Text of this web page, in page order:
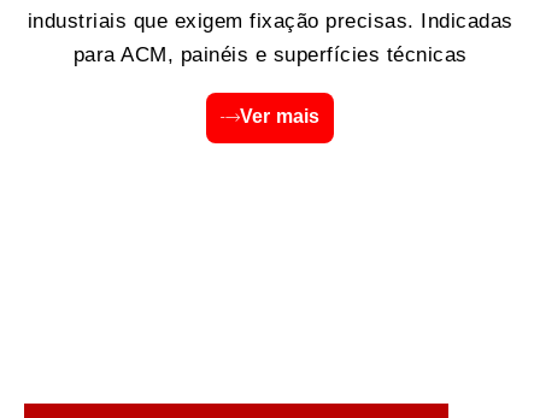
industriais que exigem fixação precisas. Indicadas
para ACM, painéis e superfícies técnicas
Ver mais